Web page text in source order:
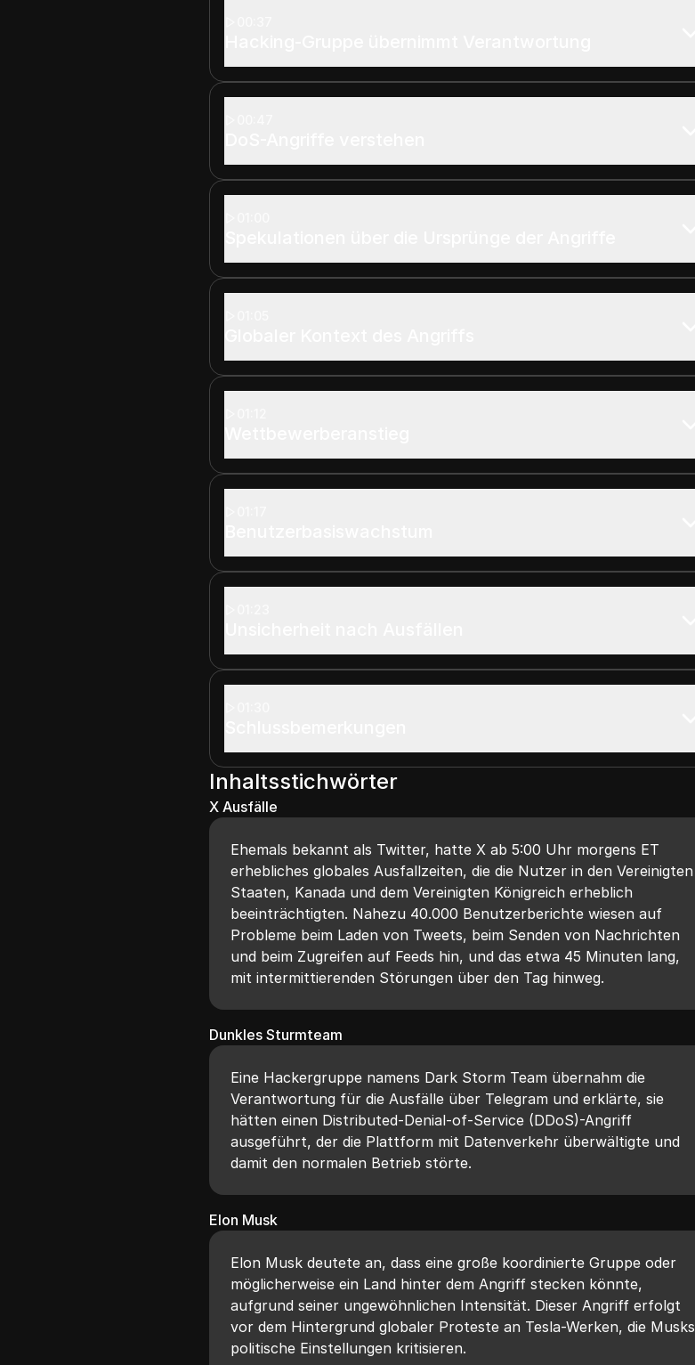
Inhaltsstichwörter
X Ausfälle
Ehemals bekannt als Twitter, hatte X ab 5:00 Uhr morgens ET
erhebliches globales Ausfallzeiten, die die Nutzer in den Vereinigten
Staaten, Kanada und dem Vereinigten Königreich erheblich
beeinträchtigten. Nahezu 40.000 Benutzerberichte wiesen auf
Probleme beim Laden von Tweets, beim Senden von Nachrichten
und beim Zugreifen auf Feeds hin, und das etwa 45 Minuten lang,
mit intermittierenden Störungen über den Tag hinweg.
Dunkles Sturmteam
Eine Hackergruppe namens Dark Storm Team übernahm die
Verantwortung für die Ausfälle über Telegram und erklärte, sie
hätten einen Distributed-Denial-of-Service (DDoS)-Angriff
ausgeführt, der die Plattform mit Datenverkehr überwältigte und
damit den normalen Betrieb störte.
Elon Musk
Elon Musk deutete an, dass eine große koordinierte Gruppe oder
möglicherweise ein Land hinter dem Angriff stecken könnte,
aufgrund seiner ungewöhnlichen Intensität. Dieser Angriff erfolgt
vor dem Hintergrund globaler Proteste an Tesla-Werken, die Musks
politische Einstellungen kritisieren.